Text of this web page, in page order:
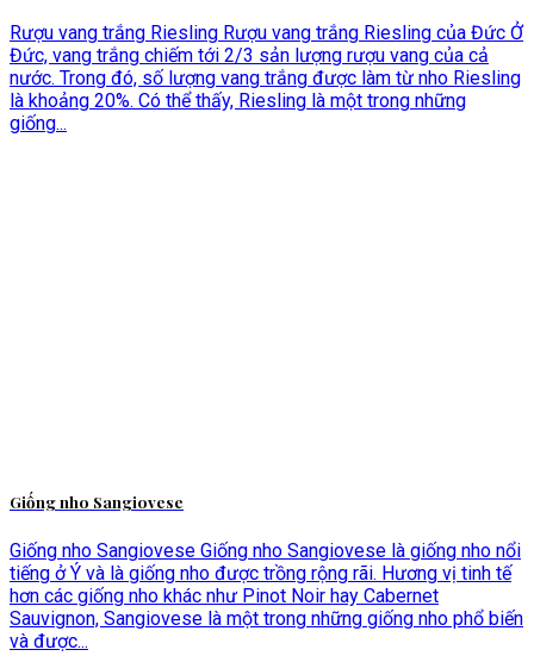
Rượu vang trắng Riesling Rượu vang trắng Riesling của Đức Ở
Đức, vang trắng chiếm tới 2/3 sản lượng rượu vang của cả
nước. Trong đó, số lượng vang trắng được làm từ nho Riesling
là khoảng 20%. Có thể thấy, Riesling là một trong những
giống...
Giống nho Sangiovese
Giống nho Sangiovese Giống nho Sangiovese là giống nho nổi
tiếng ở Ý và là giống nho được trồng rộng rãi. Hương vị tinh tế
hơn các giống nho khác như Pinot Noir hay Cabernet
Sauvignon, Sangiovese là một trong những giống nho phổ biến
và được...